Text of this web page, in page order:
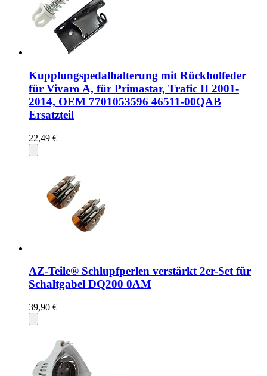
Kupplungspedalhalterung mit Rückholfeder
für Vivaro A, für Primastar, Trafic II 2001-
2014, OEM 7701053596 46511-00QAB
Ersatzteil
22,49 €
AZ-Teile® Schlupfperlen verstärkt 2er-Set für
Schaltgabel DQ200 0AM
39,90 €